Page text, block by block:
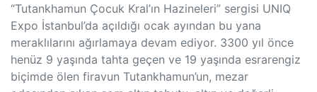
“Tutankhamun Çocuk Kral’ın Hazineleri” sergisi UNIQ
Expo İstanbul’da açıldığı ocak ayından bu yana
meraklılarını ağırlamaya devam ediyor. 3300 yıl önce
henüz 9 yaşında tahta geçen ve 19 yaşında esrarengiz
biçimde ölen firavun Tutankhamun’un, mezar